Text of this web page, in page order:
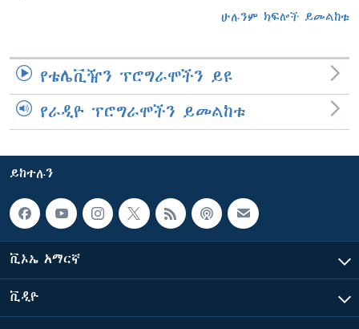
ሁሉንም ክፍሎች ይመልከቱ
የቴሌቪዥን ፕሮግራሞችን ይዩ
የራዲዮ ፕሮግራሞችን ይመልከቱ
ይከተሉን
ቪኦኤ አማርኛ
ቪዲዮ